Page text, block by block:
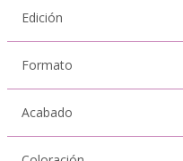
Edición
Formato
Acabado